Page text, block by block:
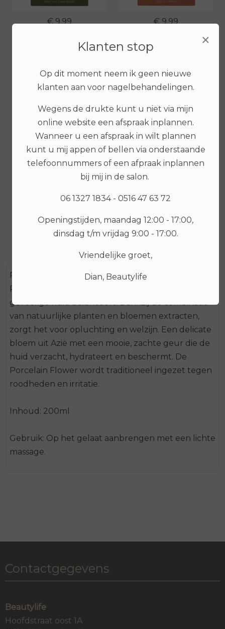
€ 9,99 € 9,99
Bekijken
Bekijken
€ 6,99
Bekijken
Reinigingslotion voor de gevoelige huid.
Reinigingslotion die de pH-waarde van de
gevoelige huid balanceert. Dankzij de combinatie
van natuurlijke planten en bloemen extracten,
zorgt het voor opluchting en welzijn. Een delicate
bloem uit Azië met een mooie, zachte geur die de
huid verzacht, hydrateert en beschermt. De
Porcelain Flower wordt traditioneel ingezet tegen
roodheden en irritatie.
Inhoud: 200ml
Gebruik: Op het gelaat aanbrengen met een lichte
massage.
Contactgegevens
Beautylife
Hoofdstraat oost 1A
×
Klanten stop
Op dit moment neem ik geen nieuwe
klanten aan voor nagelbehandelingen.
Wegens de drukte kunt u niet via mijn
online website een afspraak inplannen.
Wanneer u een afspraak in wilt plannen
kunt u mij appen of bellen via onderstaande
telefoonnummers of een afpraak inplannen
bij mij in de salon.
06 1327 1834 - 0516 47 63 72
Openingstijden, maandag 12:00 - 17:00,
dinsdag t/m vrijdag 9:00 - 17:00.
Vriendelijke groet,
Dian, Beautylife